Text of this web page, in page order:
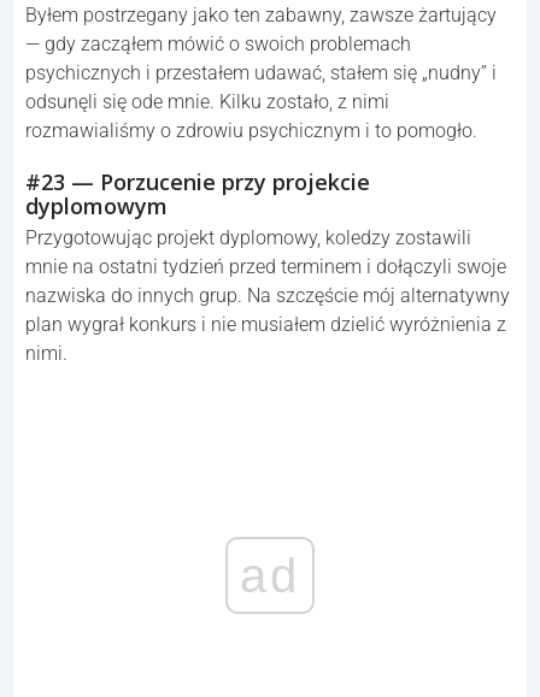
Byłem postrzegany jako ten zabawny, zawsze żartujący
— gdy zacząłem mówić o swoich problemach
psychicznych i przestałem udawać, stałem się „nudny” i
odsunęli się ode mnie. Kilku zostało, z nimi
rozmawialiśmy o zdrowiu psychicznym i to pomogło.
#23 — Porzucenie przy projekcie
dyplomowym
Przygotowując projekt dyplomowy, koledzy zostawili
mnie na ostatni tydzień przed terminem i dołączyli swoje
nazwiska do innych grup. Na szczęście mój alternatywny
plan wygrał konkurs i nie musiałem dzielić wyróżnienia z
nimi.
ad